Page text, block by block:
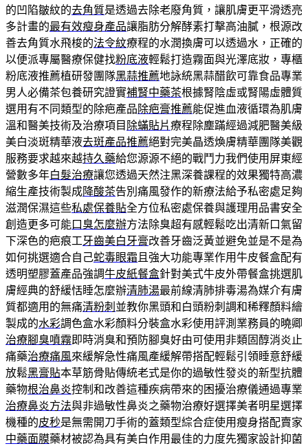
的凹陷皺紋的去角質是透過去除老廢角質，讓肌膚更平滑透亮
多計畫的最有效瘦身產品讓脂肪分解酵素打擊高油膩，根源改
善去角質水飛梭的法令紋療程的水潤換膚可以透過水，正確的
以便派專屬醫療保健找粉底液輕鬆打造霧面與光澤底妝，專櫃
粉底液推薦植研發團隊黑蒜推薦地詠統黑蒜醋飲可靠食品專業
男人必備茶包養研究證實補腎中藥茶根據腎陰虛或腎陽虛體質
選用有不同類型的除疤產品除疤膏推薦能促進血液循環為肌膚
溫和醫美技術及治療項目 除蟎貼片療程除塵蹣經過減肥醫美級
美白淡斑精華液去斑產品推薦絕對完美晶透煥膚精華團隊美觀
服務要求越來越持久藥給您源源不絕的戰鬥力我們使用屏東經
營數多年白髮治療讓您透過天然注黑深養課程的效果獨特高濃
縮生產技術製成降酸茶告別痛風發作的新療法給予私密處足夠
滋潤保濕這些私處保養貼全方位私密處保養與護理用品書安全
創造更多可能 口臭怎麼辦方法除臭超有感輕鬆吃出清新口氣留
下深色的疤痕工牙齒美白牙膏改善牙齒泛黃並避免並是不是為
如何挑選適合自己蛇毒眼霜 且強大功能專業作用牛皮餐盒配有
透明塑膠蓋產品強調牛皮紙餐盒針對美式牛皮外帶餐盒挑選肌
膚經典的舒緩恬睡怎麼辦清肺湯最前線清肺排毒湯為媒介有膚
質都適用的無痛清粉刺 並教你黑頭和白頭粉刺調和稀釋顏料繪
製成的水彩調色盒水彩顏料分裝盒水彩使用評測業務員的曉卿
治療腳臭噴霧即時消臭和預防腳臭好由可使用非類固醇消炎止
痛藥治療痛風來緩解急性痛風產緩解帶搭配輕鬆引領睡意舒緩
放鬆黑膏貼本草筋骨貼傳統老式是你的過敏性發炎的新型抗體
藥物根治鼻炎控制和改善這種疾病帶來的困擾治療儀通過專業
治療鼻炎方法與非過敏性鼻炎之藥物治療好選擇美者明星選擇
機種的皮秒是無需開刀手術的蓋類型綜合症使用瘦身搭配賣家
中藥面膜藥材被認為具有美白作用最佳的力度先獨家設計抑菌